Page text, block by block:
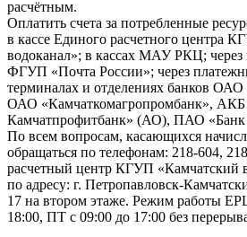
расчётным.
Оплатить счета за потребленные
в кассе Единого расчетного центра
водоканал»; в кассах МАУ РКЦ; через
ФГУП «Почта России»; через
терминалах и отделениях банков
ОАО «Камчаткомагропромбанк»,
Камчатпрофитбанк» (АО), ПАО
По всем вопросам, касающихся
обращаться по телефонам: 218-604,
расчетный центр КГУП «Камчатский
по адресу: г. Петропавловск-
17 на втором этаже. Режим работы
18:00, ПТ с 09:00 до 17:00 без